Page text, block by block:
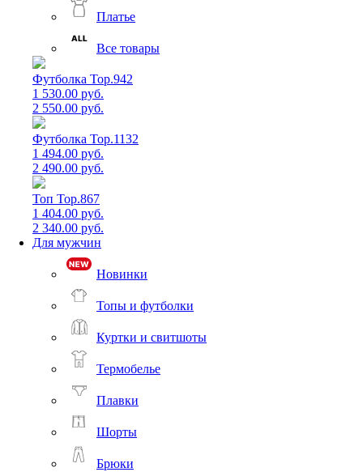
Платье
Все товары
Футболка Top.942
1 530.00 руб.
2 550.00 руб.
Футболка Top.1132
1 494.00 руб.
2 490.00 руб.
Топ Top.867
1 404.00 руб.
2 340.00 руб.
Для мужчин
Новинки
Топы и футболки
Куртки и свитшоты
Термобелье
Плавки
Шорты
Брюки